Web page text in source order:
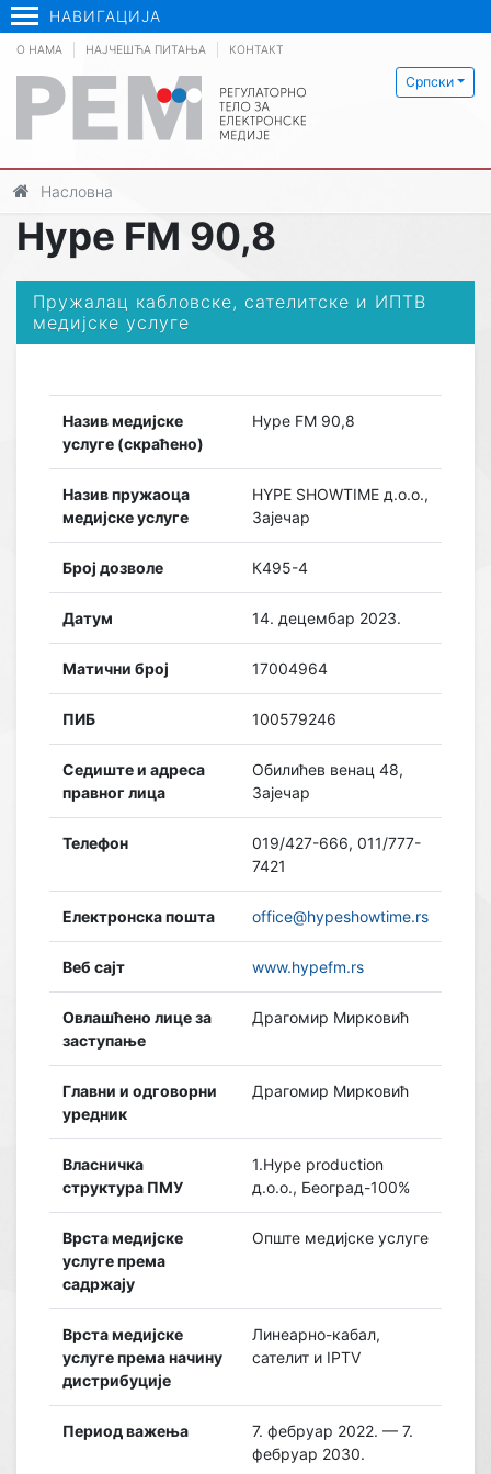
НАВИГАЦИЈА
Српски
О НАМА НАЈЧЕШЋА ПИТАЊА КОНТАКТ
Насловна
Hype FM 90,8
Пружалац кабловске, сателитске и ИПТВ
медијске услуге
Назив медијске
услуге (скраћено)
Hype FM 90,8
Назив пружаоца
медијске услуге
HYPE SHOWTIME д.о.о.,
Зајечар
Број дозволе К495-4
Датум 14. децембар 2023.
Матични број 17004964
ПИБ 100579246
Седиште и адреса
правног лица
Обилићев венац 48,
Зајечар
Телефон
019/427-666, 011/777-
7421
Електронска пошта office@hypeshowtime.rs
Веб сајт www.hypefm.rs
Овлашћено лице за
заступање
Драгомир Мирковић
Главни и одговорни
уредник
Драгомир Мирковић
Власничка
структура ПМУ
1.Hype production
д.о.о., Београд-100%
Врста медијске
услуге према
садржају
Опште медијске услуге
Врста медијске
услуге према начину
дистрибуције
Линеарно-кабал,
сателит и IPTV
Период важења
7. фебруар 2022. — 7.
фебруар 2030.